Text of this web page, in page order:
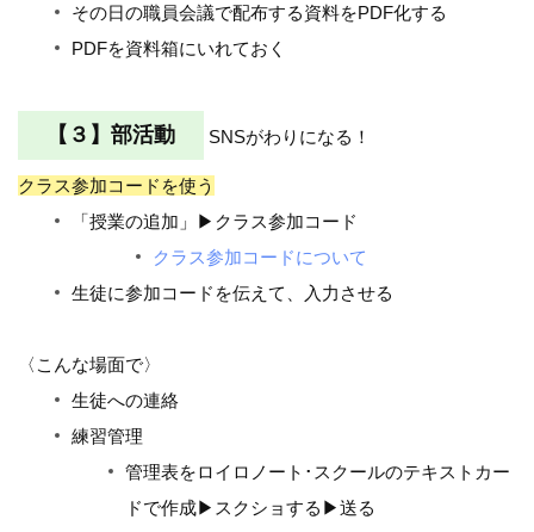
その日の職員会議で配布する資料をPDF化する
PDFを資料箱にいれておく
【３】部活動 SNSがわりになる！
クラス参加コードを使う
「授業の追加」▶クラス参加コード
クラス参加コードについて
生徒に参加コードを伝えて、入力させる
〈こんな場面で〉
生徒への連絡
練習管理
管理表をロイロノート･スクールのテキストカー
ドで作成▶スクショする▶送る